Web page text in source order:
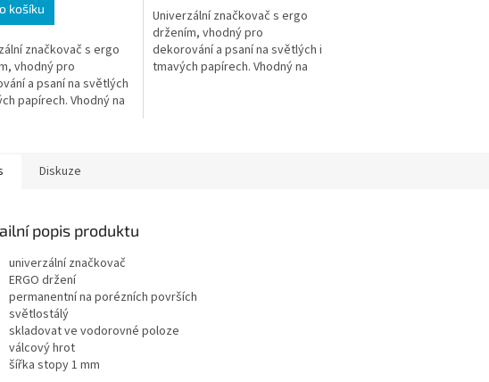
košíku
značkovač s ergo
vhodný pro
a psaní na světlých
papírech. Vhodný na
Univerzální značkovač s ergo
držením, vhodný pro
dekorování a psaní na světlých i
tmavých papírech. Vhodný na
Diskuze
popis produktu
univerzální značkovač
ERGO držení
permanentní na porézních površích
světlostálý
skladovat ve vodorovné poloze
válcový hrot
šířka stopy 1 mm